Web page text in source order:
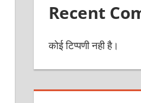
Recent
कोई टिप्पणी नही है।